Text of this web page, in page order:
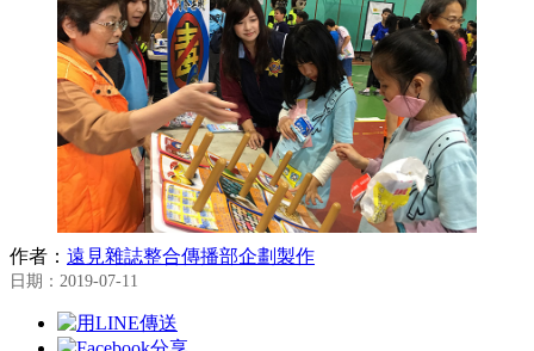
作者： 遠見雜誌整合傳播部企劃製作
日期：2019-07-11